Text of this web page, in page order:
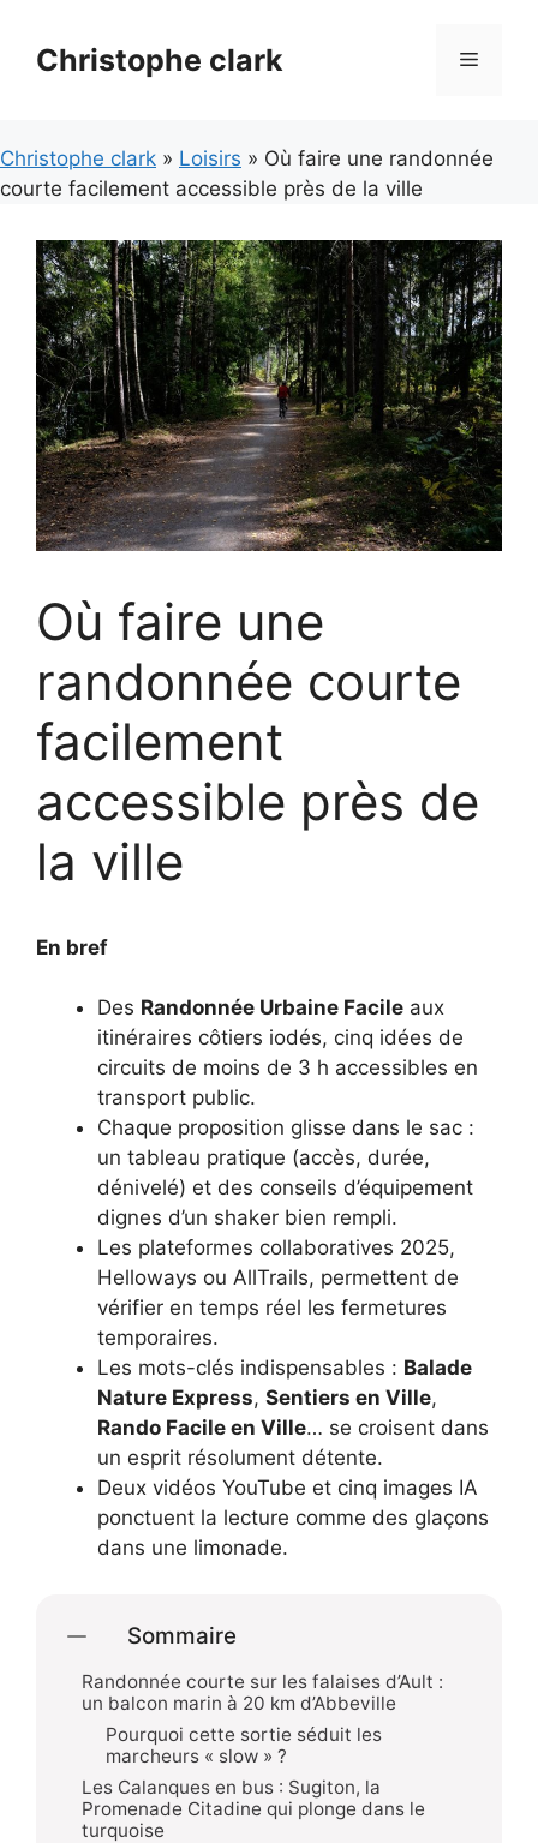
contenuChristophe clark Menu
Christophe clark » Loisirs » Où faire une randonnée
courte facilement accessible près de la ville
Où faire une
randonnée courte
facilement
accessible près de
la ville
En bref
Des Randonnée Urbaine Facile aux
itinéraires côtiers iodés, cinq idées de
circuits de moins de 3 h accessibles en
transport public.
Chaque proposition glisse dans le sac :
un tableau pratique (accès, durée,
dénivelé) et des conseils d’équipement
dignes d’un shaker bien rempli.
Les plateformes collaboratives 2025,
Helloways ou AllTrails, permettent de
vérifier en temps réel les fermetures
temporaires.
Les mots-clés indispensables : Balade
Nature Express, Sentiers en Ville,
Rando Facile en Ville… se croisent dans
un esprit résolument détente.
Deux vidéos YouTube et cinq images IA
ponctuent la lecture comme des glaçons
dans une limonade.
Sommaire
Randonnée courte sur les falaises d’Ault :
un balcon marin à 20 km d’Abbeville
Pourquoi cette sortie séduit les
marcheurs « slow » ?
Les Calanques en bus : Sugiton, la
Promenade Citadine qui plonge dans le
turquoise